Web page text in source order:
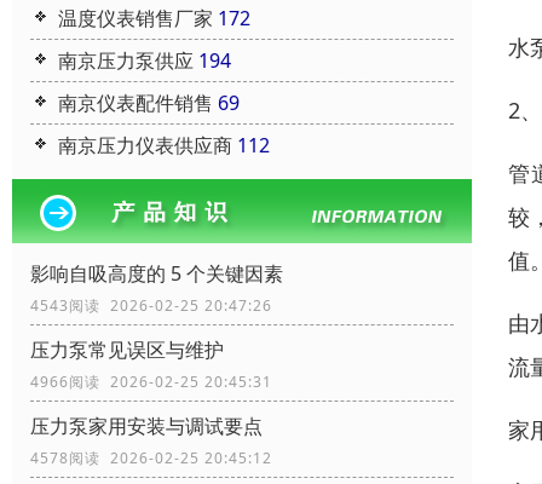
温度仪表销售厂家 172
南京压力泵供应 194
南京仪表配件销售 69
南京压力仪表供应商 112
影响自吸高度的 5 个关键因素
4543阅读 2026-02-25 20:47:26
压力泵常见误区与维护
4966阅读 2026-02-25 20:45:31
压力泵家用安装与调试要点
4578阅读 2026-02-25 20:45:12
水
2
管
较
值
由
流
家